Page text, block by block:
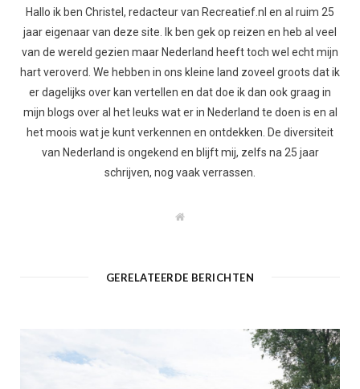
Hallo ik ben Christel, redacteur van Recreatief.nl en al ruim 25
jaar eigenaar van deze site. Ik ben gek op reizen en heb al veel
van de wereld gezien maar Nederland heeft toch wel echt mijn
hart veroverd. We hebben in ons kleine land zoveel groots dat ik
er dagelijks over kan vertellen en dat doe ik dan ook graag in
mijn blogs over al het leuks wat er in Nederland te doen is en al
het moois wat je kunt verkennen en ontdekken. De diversiteit
van Nederland is ongekend en blijft mij, zelfs na 25 jaar
schrijven, nog vaak verrassen.
W
e
GERELATEERDE BERICHTEN